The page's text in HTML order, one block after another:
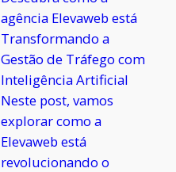
agência Elevaweb está
Transformando a
Gestão de Tráfego com
Inteligência Artificial
Neste post, vamos
explorar como a
Elevaweb está
revolucionando o